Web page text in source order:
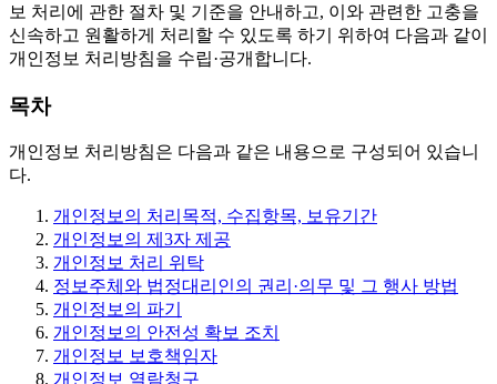
보 처리에 관한 절차 및 기준을 안내하고, 이와 관련한 고충을
신속하고 원활하게 처리할 수 있도록 하기 위하여 다음과 같이
개인정보 처리방침을 수립·공개합니다.
목차
개인정보 처리방침은 다음과 같은 내용으로 구성되어 있습니
다.
개인정보의 처리목적, 수집항목, 보유기간
개인정보의 제3자 제공
개인정보 처리 위탁
정보주체와 법정대리인의 권리·의무 및 그 행사 방법
개인정보의 파기
개인정보의 안전성 확보 조치
개인정보 보호책임자
개인정보 열람청구